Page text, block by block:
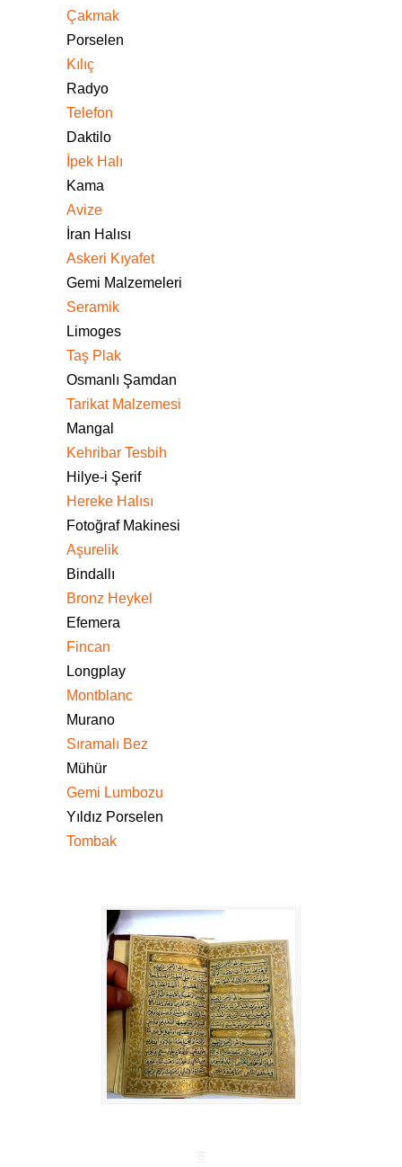
Çakmak
Porselen
Kılıç
Radyo
Telefon
Daktilo
İpek Halı
Kama
Avize
İran Halısı
Askeri Kıyafet
Gemi Malzemeleri
Seramik
Limoges
Taş Plak
Osmanlı Şamdan
Tarikat Malzemesi
Mangal
Kehribar Tesbih
Hilye-i Şerif
Hereke Halısı
Fotoğraf Makinesi
Aşurelik
Bindallı
Bronz Heykel
Efemera
Fincan
Longplay
Montblanc
Murano
Sıramalı Bez
Mühür
Gemi Lumbozu
Yıldız Porselen
Tombak